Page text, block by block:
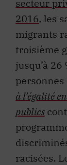
secteur
2016, les
migrants
troisième
jusqu’à
personnes
à l’égalité
publics
racisées.